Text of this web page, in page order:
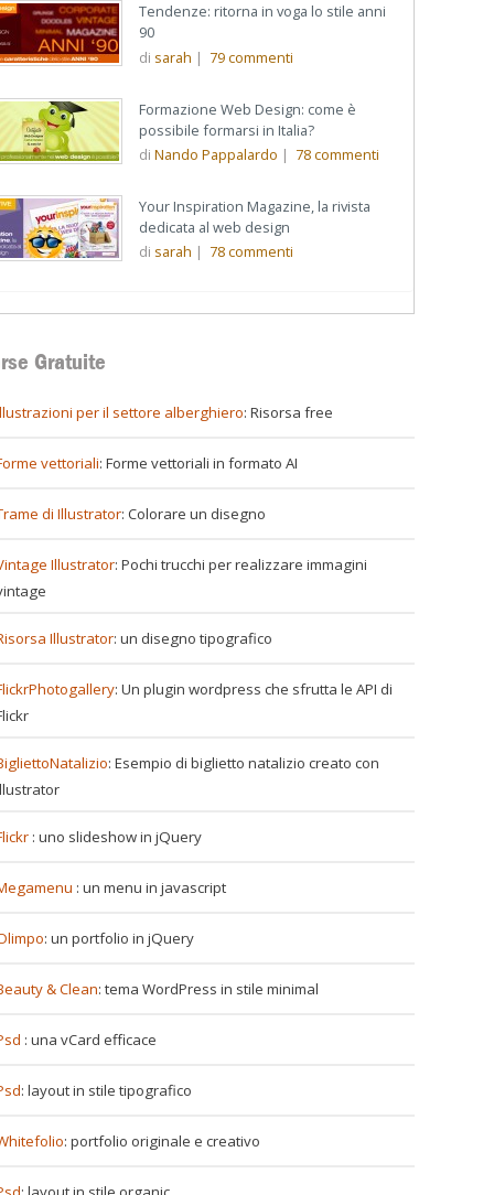
Tendenze: ritorna in voga lo stile anni
90
di sarah | 79commenti
Formazione Web Design: come è
possibile formarsi in Italia?
di Nando Pappalardo | 78commenti
Your Inspiration Magazine, la rivista
dedicata al web design
di sarah | 78commenti
Gratuite
per il settore alberghiero: Risorsa free
vettoriali: Forme vettoriali in formato AI
di Illustrator: Colorare un disegno
Illustrator: Pochi trucchi per realizzare immagini
Illustrator: un disegno tipografico
: Un plugin wordpress che sfrutta le API di
: Esempio di biglietto natalizio creato con
: uno slideshow in jQuery
: un menu in javascript
: un portfolio in jQuery
& Clean: tema WordPress in stile minimal
: una vCard efficace
: layout in stile tipografico
: portfolio originale e creativo